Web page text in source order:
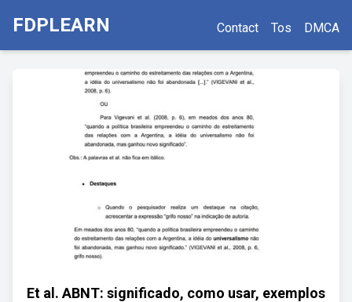
FDPLEARN Contact Tos DMCA
Et al. ABNT: significado, como usar, exemplos